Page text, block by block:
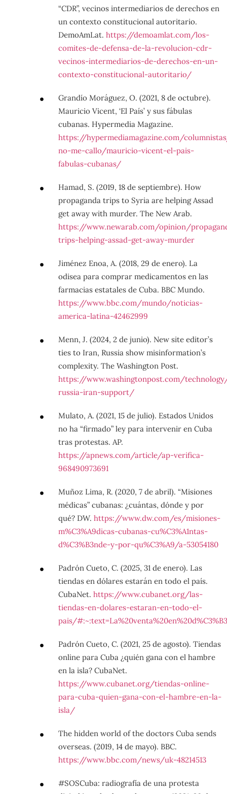
“CDR”, vecinos intermediarios de derechos en
un contexto constitucional autoritario.
DemoAmLat. https://demoamlat.com/los-
comites-de-defensa-de-la-revolucion-cdr-
vecinos-intermediarios-de-derechos-en-un-
contexto-constitucional-autoritario/
Grandío Moráguez, O. (2021, 8 de octubre).
Mauricio Vicent, ‘El País’ y sus fábulas
cubanas. Hypermedia Magazine.
https://hypermediamagazine.com/
no-me-callo/mauricio-vicent-el-pais-
fabulas-cubanas/
Hamad, S. (2019, 18 de septiembre). How
propaganda trips to Syria are helping Assad
get away with murder. The New Arab.
https://www.newarab.com/opinion/
trips-helping-assad-get-away-murder
Jiménez Enoa, A. (2018, 29 de enero). La
odisea para comprar medicamentos en las
farmacias estatales de Cuba. BBC Mundo.
https://www.bbc.com/mundo/noticias-
america-latina-42462999
Menn, J. (2024, 2 de junio). New site editor’s
ties to Iran, Russia show misinformation’s
complexity. The Washington Post.
https://www.washingtonpost.com/
russia-iran-support/
Mulato, A. (2021, 15 de julio). Estados Unidos
no ha “firmado” ley para intervenir en Cuba
tras protestas. AP.
https://apnews.com/article/ap-verifica-
968490973691
Muñoz Lima, R. (2020, 7 de abril). “Misiones
médicas” cubanas: ¿cuántas, dónde y por
qué? DW. https://www.dw.com/es/misiones-
m%C3%A9dicas-cubanas-cu%C3%A1ntas-
d%C3%B3nde-y-por-qu%C3%A9/a-53054180
Padrón Cueto, C. (2025, 31 de enero). Las
tiendas en dólares estarán en todo el país.
CubaNet. https://www.cubanet.org/las-
tiendas-en-dolares-estaran-en-todo-el-
pais/
Padrón Cueto, C. (2021, 25 de agosto). Tiendas
online para Cuba ¿quién gana con el hambre
en la isla? CubaNet.
https://www.cubanet.org/tiendas-online-
para-cuba-quien-gana-con-el-hambre-en-la-
isla/
The hidden world of the doctors Cuba sends
overseas. (2019, 14 de mayo). BBC.
https://www.bbc.com/news/uk-48214513
#SOSCuba: radiografía de una protesta